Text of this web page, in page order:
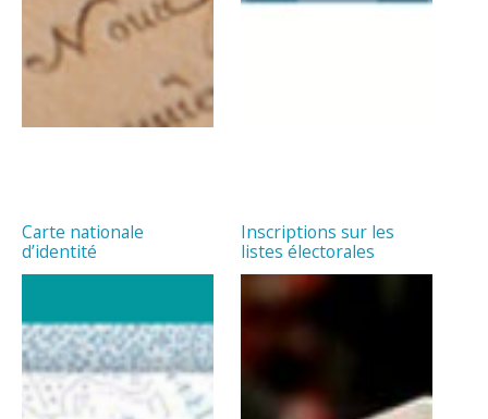
Carte nationale
d’identité
Inscriptions sur les
listes électorales